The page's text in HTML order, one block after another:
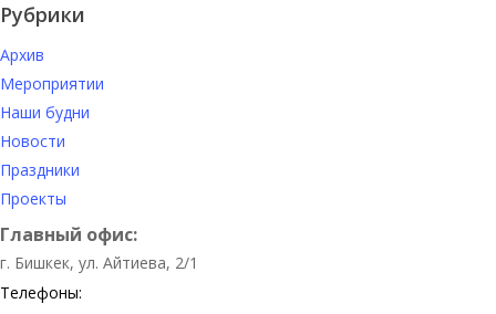
Рубрики
Архив
Мероприятии
Наши будни
Новости
Праздники
Проекты
Главный офис:
г. Бишкек, ул. Айтиева, 2/1
Телефоны: